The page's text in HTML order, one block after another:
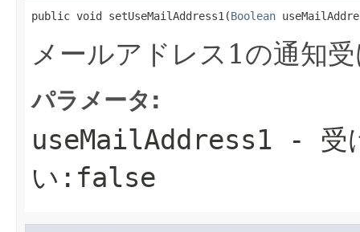
public void setUseMailAddress1(Boolean
メールアドレス1の通知
パラメータ:
useMailAddress1 - 受
い:false